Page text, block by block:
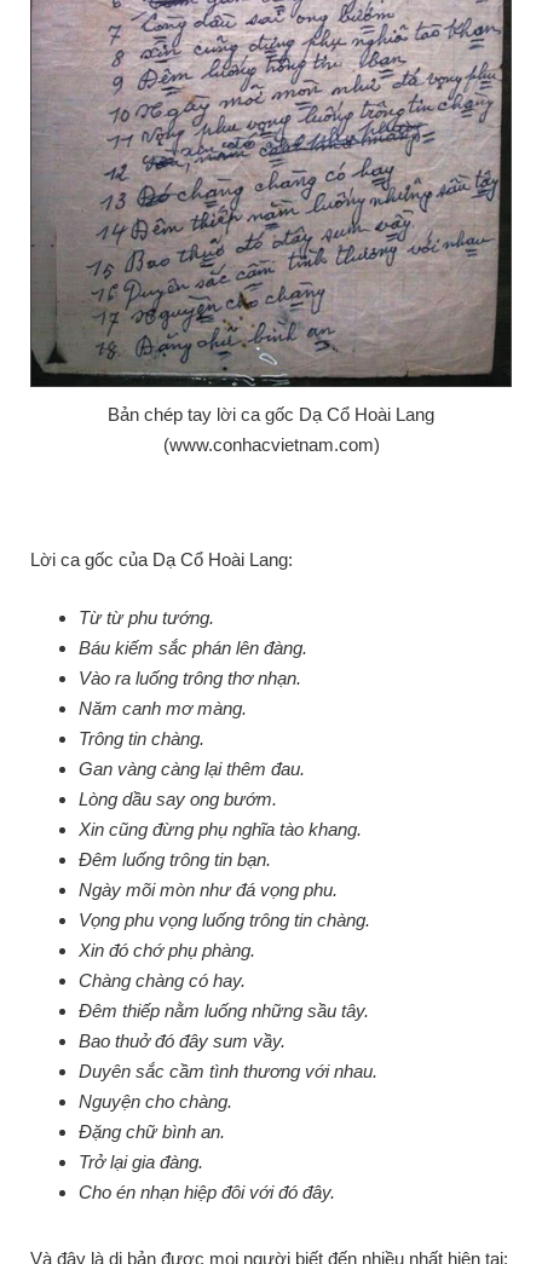
Bản chép tay lời ca gốc Dạ Cổ Hoài Lang
(www.conhacvietnam.com)
Lời ca gốc của Dạ Cổ Hoài Lang:
Từ từ phu tướng.
Báu kiếm sắc phán lên đàng.
Vào ra luống trông thơ nhạn.
Năm canh mơ màng.
Trông tin chàng.
Gan vàng càng lại thêm đau.
Lòng dầu say ong bướm.
Xin cũng đừng phụ nghĩa tào khang.
Đêm luống trông tin bạn.
Ngày mõi mòn như đá vọng phu.
Vọng phu vọng luống trông tin chàng.
Xin đó chớ phụ phàng.
Chàng chàng có hay.
Đêm thiếp nằm luống những sầu tây.
Bao thuở đó đây sum vầy.
Duyên sắc cầm tình thương với nhau.
Nguyện cho chàng.
Đặng chữ bình an.
Trở lại gia đàng.
Cho én nhạn hiệp đôi với đó đây.
Và đây là dị bản được mọi người biết đến nhiều nhất hiện tại: